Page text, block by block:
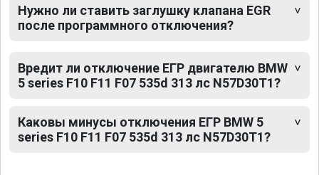
Нужно ли ставить заглушку клапана EGR
после программного отключения?
Вредит ли отключение ЕГР двигателю BMW
5 series F10 F11 F07 535d 313 лс N57D30T1?
Каковы минусы отключения ЕГР BMW 5
series F10 F11 F07 535d 313 лс N57D30T1?